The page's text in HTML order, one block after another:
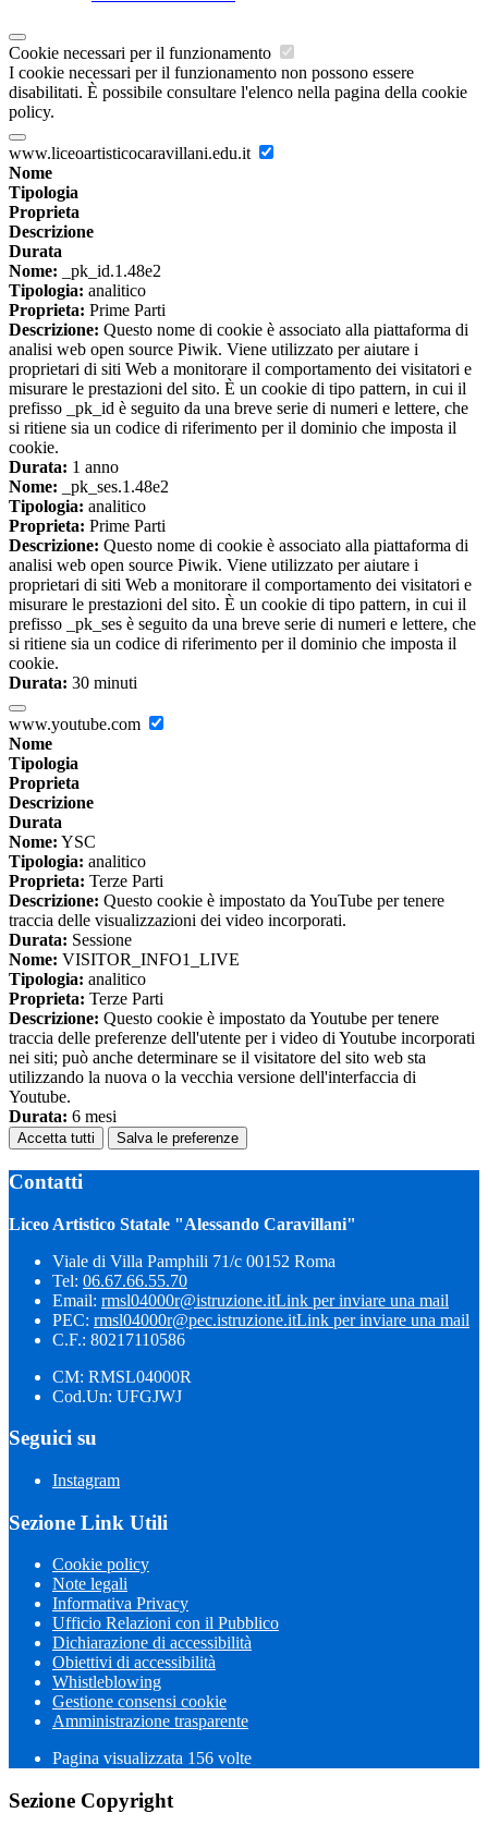
Cookie necessari per il funzionamento
I cookie necessari per il funzionamento non possono essere
disabilitati. È possibile consultare l'elenco nella pagina della cookie
policy.
www.liceoartisticocaravillani.edu.it
Nome
Tipologia
Proprieta
Descrizione
Durata
Nome: _pk_id.1.48e2
Tipologia: analitico
Proprieta: Prime Parti
Descrizione: Questo nome di cookie è associato alla piattaforma di
analisi web open source Piwik. Viene utilizzato per aiutare i
proprietari di siti Web a monitorare il comportamento dei visitatori e
misurare le prestazioni del sito. È un cookie di tipo pattern, in cui il
prefisso _pk_id è seguito da una breve serie di numeri e lettere, che
si ritiene sia un codice di riferimento per il dominio che imposta il
cookie.
Durata: 1 anno
Nome: _pk_ses.1.48e2
Tipologia: analitico
Proprieta: Prime Parti
Descrizione: Questo nome di cookie è associato alla piattaforma di
analisi web open source Piwik. Viene utilizzato per aiutare i
proprietari di siti Web a monitorare il comportamento dei visitatori e
misurare le prestazioni del sito. È un cookie di tipo pattern, in cui il
prefisso _pk_ses è seguito da una breve serie di numeri e lettere, che
si ritiene sia un codice di riferimento per il dominio che imposta il
cookie.
Durata: 30 minuti
www.youtube.com
Nome
Tipologia
Proprieta
Descrizione
Durata
Nome: YSC
Tipologia: analitico
Proprieta: Terze Parti
Descrizione: Questo cookie è impostato da YouTube per tenere
traccia delle visualizzazioni dei video incorporati.
Durata: Sessione
Nome: VISITOR_INFO1_LIVE
Tipologia: analitico
Proprieta: Terze Parti
Descrizione: Questo cookie è impostato da Youtube per tenere
traccia delle preferenze dell'utente per i video di Youtube incorporati
nei siti; può anche determinare se il visitatore del sito web sta
utilizzando la nuova o la vecchia versione dell'interfaccia di
Youtube.
Durata: 6 mesi
Accetta tutti Salva le preferenze
Contatti
Liceo Artistico Statale "Alessando Caravillani"
Viale di Villa Pamphili 71/c 00152 Roma
Tel: 06.67.66.55.70
Email: rmsl04000r@istruzione.itLink per inviare una mail
PEC: rmsl04000r@pec.istruzione.itLink per inviare una mail
C.F.: 80217110586
CM: RMSL04000R
Cod.Un: UFGJWJ
Seguici su
Instagram
Sezione Link Utili
Cookie policy
Note legali
Informativa Privacy
Ufficio Relazioni con il Pubblico
Dichiarazione di accessibilità
Obiettivi di accessibilità
Whistleblowing
Gestione consensi cookie
Amministrazione trasparente
Pagina visualizzata 156 volte
Sezione Copyright